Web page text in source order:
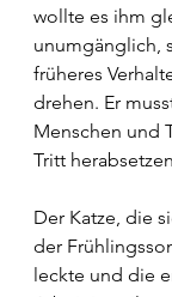
wollte es ihm
unumgänglich,
früheres
drehen. Er
Menschen und
Tritt
Der Katze, die
der
leckte und die